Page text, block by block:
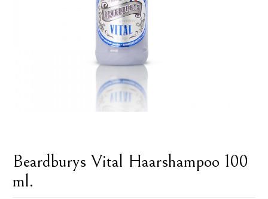
Beardburys Vital Haarshampoo 100
ml.